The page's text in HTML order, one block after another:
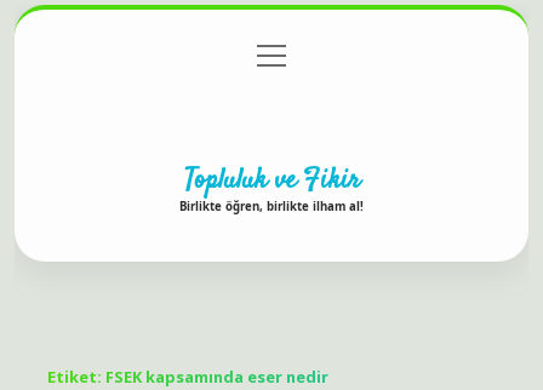
Gizlilik Politikası
menüyü
aç
Topluluk ve Fikir
Birlikte öğren, birlikte ilham al!
Etiket: FSEK kapsamında eser nedir